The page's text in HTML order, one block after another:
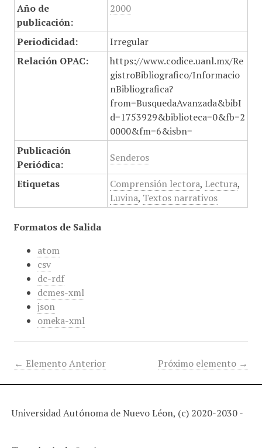
Año de
publicación:
2000
Periodicidad:
Irregular
Relación OPAC:
https://www.codice.uanl.mx/Re
gistroBibliografico/Informacio
nBibliografica?
from=BusquedaAvanzada&bibI
d=1753929&biblioteca=0&fb=2
0000&fm=6&isbn=
Publicación
Periódica:
Senderos
Etiquetas Comprensión lectora, Lectura,
Luvina, Textos narrativos
Formatos de Salida
atom
csv
dc-rdf
dcmes-xml
json
omeka-xml
← Elemento Anterior Próximo elemento →
Universidad Autónoma de Nuevo Léon, (c) 2020-2030 -